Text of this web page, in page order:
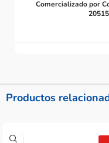
Comercializado por
Productos